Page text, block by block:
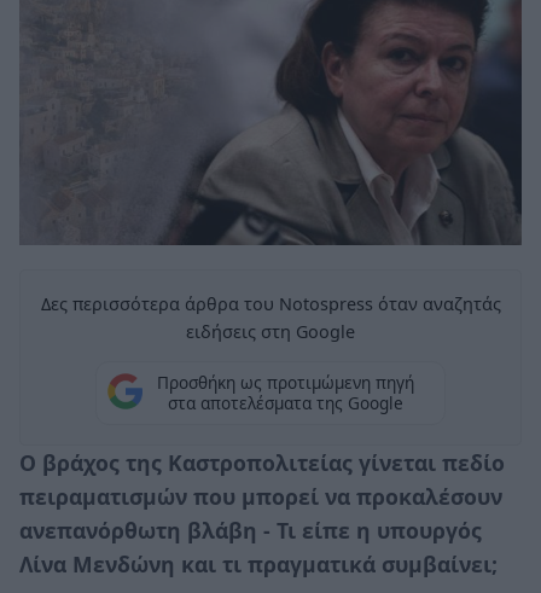
Δες περισσότερα άρθρα του Notospress όταν αναζητάς
ειδήσεις στη Google
Προσθήκη ως προτιμώμενη πηγή
στα αποτελέσματα της Google
Ο βράχος της Καστροπολιτείας γίνεται πεδίο
πειραματισμών που μπορεί να προκαλέσουν
ανεπανόρθωτη βλάβη - Τι είπε η υπουργός
Λίνα Μενδώνη και τι πραγματικά συμβαίνει;